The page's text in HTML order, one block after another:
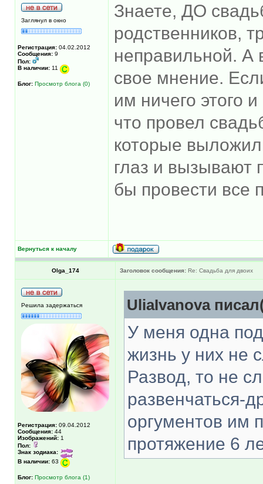
Заглянул в окно
Регистрация: 04.02.2012
Сообщения: 9
Пол:
В наличии: 11
Блог: Просмотр блога (0)
Знаете, ДО
родственников,
неправильной. А
свое мнение.
им ничего этого
что провел
которые
глаз и вызывают
бы провести все
Вернуться к началу
Olga_174 Заголовок сообщения: Re: Свадьба для двоих
Решила задержаться
Регистрация: 09.04.2012
Сообщения: 44
Изображений: 1
Пол:
Знак зодиака:
В наличии: 63
Блог: Просмотр блога (1)
UliaIvanova
У меня одна
жизнь у них не
Развод, то не
развенчаться-
оргументов им
протяжение 6